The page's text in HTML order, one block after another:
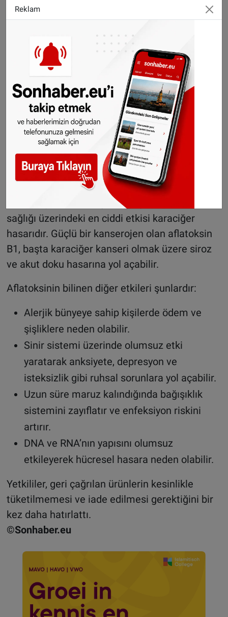
iade edileceği bildirildi.
Aflatoksin nedir, zararları nelerdir?
Aflatoksinler, doğal olarak oluşan mantar
toksinleridir. Bulaşma; ürünün tarladaki
gelişimi, hasat süreci, depolanması veya
işlenmesi sırasında meydana gelebilir. Doğada
en az 20 farklı aflatoksin türü bulunur ve bunlar
arasında aflatoksin B1, insanlar için en tehlikeli
olanıdır. Ayrıca B2, G1, G2 ile süt ürünlerinde
görülen M1 ve M2 türevleri de önem taşır.
Aflatoksinler yüksek dozda ya da uzun süreli
tüketildiğinde zehirleyici etki gösterir. İnsan
sağlığı üzerindeki en ciddi etkisi karaciğer
hasarıdır. Güçlü bir kanserojen olan aflatoksin
B1, başta karaciğer kanseri olmak üzere siroz
ve akut doku hasarına yol açabilir.
Aflatoksinin bilinen diğer etkileri şunlardır:
Alerjik bünyeye sahip kişilerde ödem ve
şişliklere neden olabilir.
Sinir sistemi üzerinde olumsuz etki
yaratarak anksiyete, depresyon ve
isteksizlik gibi ruhsal sorunlara yol açabilir.
Uzun süre maruz kalındığında bağışıklık
sistemini zayıflatır ve enfeksiyon riskini
artırır.
DNA ve RNA’nın yapısını olumsuz
etkileyerek hücresel hasara neden olabilir.
Yetkililer, geri çağrılan ürünlerin kesinlikle
tüketilmemesi ve iade edilmesi gerektiğini bir
kez daha hatırlattı.
©Sonhaber.eu
Reklam